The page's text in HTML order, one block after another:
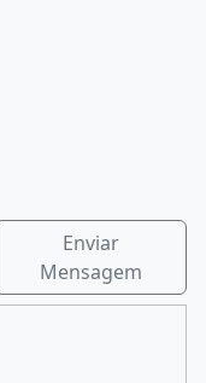
Enviar
Mensagem